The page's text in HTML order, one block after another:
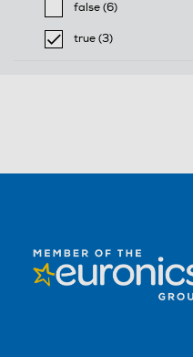
false (6)
Filtra per Wireless: false
true (3)